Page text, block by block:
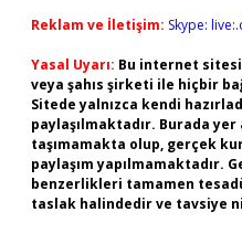
Reklam ve İletişim: Skype:
Yasal Uyarı: Bu internet
veya şahıs şirketi ile hiçbir
Sitede yalnızca kendi
paylaşılmaktadır. Burada
taşımamakta olup, gerçek
paylaşım yapılmamaktadır.
benzerlikleri tamamen
taslak halindedir ve tavsiye